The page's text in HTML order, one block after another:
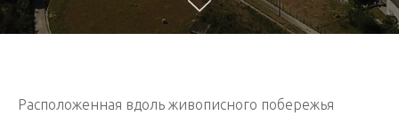
Расположенная вдоль живописного побережья